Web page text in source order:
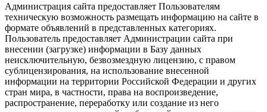
Администрация сайта предоставляет Пользователям
техническую возможность размещать информацию на сайте в
формате объявлений в представленных категориях.
Пользователь предоставляет Администрации сайта при
внесении (загрузке) информации в Базу данных
неисключительную, безвозмездную лицензию, с правом
сублицензирования, на использование внесенной
информации на территории Российской Федерации и других
стран мира, в частности, права на воспроизведение,
распространение, переработку или создание из него